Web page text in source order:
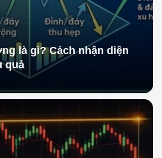
là gì? Cách nhận diện
quả